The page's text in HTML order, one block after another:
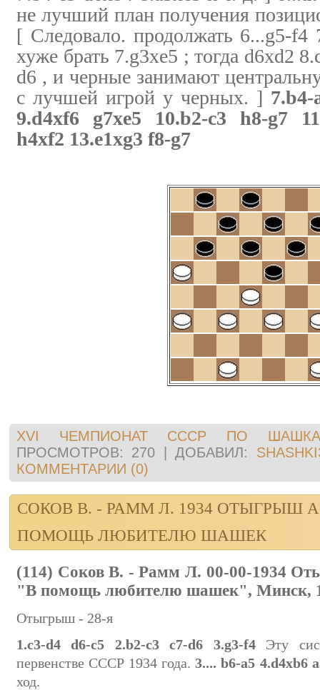
не лучший план получения
[ Следовало. продолжать 6...g5-f4
хуже брать 7.g3xe5 ; тогда d6xd2
d6 , и черные занимают
с лучшей игрой у черных. ] 7.b4-
9.d4xf6 g7xe5 10.b2-c3 h8-g7
h4xf2 13.e1xg3 f8-g7
XVI ЧЕМПИОНАТ СССР ПО
ПРОСМОТРОВ:
270 |ДОБАВИЛ:
КОММЕНТАРИИ (0)
СОКОВ В. - РАММ Л. 1934 ОТЫГРЫШ
ПОМОЩЬ ЛЮБИТЕЛЮ ШАШЕК
(114) Соков В. - Рамм Л. 00-00-1934
"В помощь любителю шашек", Минск,
Отыгрыш - 28-я
1.c3-d4 d6-c5 2.b2-c3 c7-d6 3.g3-f4 Эту
первенстве СССР 1934 года.3.... b6-a5 4.d4xb6
ход.